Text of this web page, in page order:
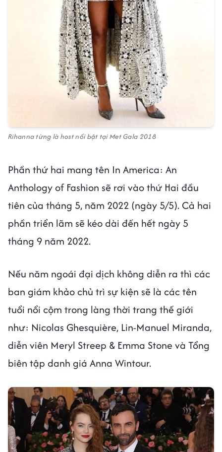
Rihanna từng là host nổi bật tại Met Gala 2018
Phần thứ hai mang tên In America: An
Anthology of Fashion sẽ rơi vào thứ Hai đầu
tiên của tháng 5, năm 2022 (ngày 5/5). Cả hai
phần triển lãm sẽ kéo dài đến hết ngày 5
tháng 9 năm 2022.
Nếu năm ngoái đại dịch không diễn ra thì các
ban giám khảo chủ trì sự kiện sẽ là các tên
tuổi nổi cộm trong làng thời trang thế giới
như: Nicolas Ghesquière, Lin-Manuel Miranda,
diễn viên Meryl Streep & Emma Stone và Tổng
biên tập danh giá Anna Wintour.